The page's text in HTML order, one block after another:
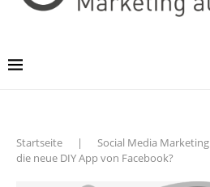
Startseite | Social Media Marketing
die neue DIY App von Facebook?